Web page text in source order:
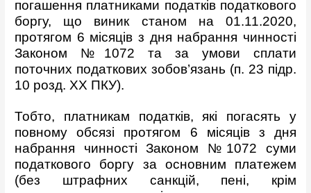
погашення платниками податків податкового
боргу, що виник станом на 01.11.2020,
протягом 6 місяців з дня набрання чинності
Законом №1072 та за умови сплати
поточних податкових зобов’язань (п. 23 підр.
10 розд. XX ПКУ).
Тобто, платникам податків, які погасять у
повному обсязі протягом 6 місяців з дня
набрання чинності Законом №1072 суми
податкового боргу за основним платежем
(без штрафних санкцій, пені, крім